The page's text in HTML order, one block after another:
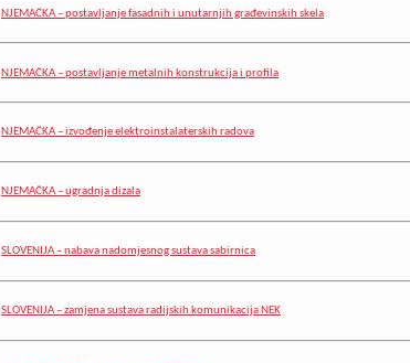
NJEMAČKA – postavljanje fasadnih i unutarnjih građevinskih skela
NJEMAČKA – postavljanje metalnih konstrukcija i profila
NJEMAČKA – izvođenje elektroinstalaterskih radova
NJEMAČKA – ugradnja dizala
SLOVENIJA – nabava nadomjesnog sustava sabirnica
SLOVENIJA – zamjena sustava radijskih komunikacija NEK